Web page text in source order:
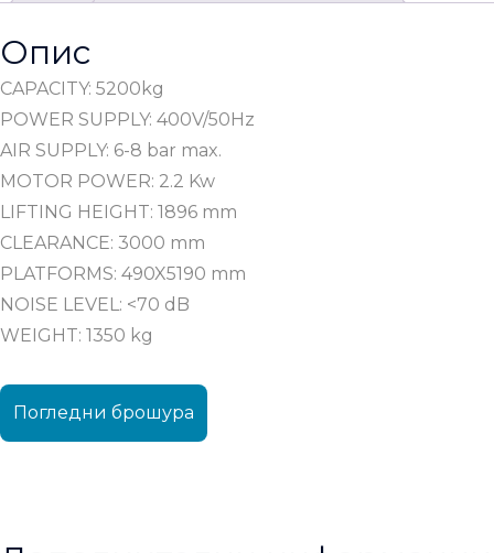
Опис
CAPACITY: 5200kg
POWER SUPPLY: 400V/50Hz
AIR SUPPLY: 6-8 bar max.
MOTOR POWER: 2.2 Kw
LIFTING HEIGHT: 1896 mm
CLEARANCE: 3000 mm
PLATFORMS: 490X5190 mm
NOISE LEVEL: <70 dB
WEIGHT: 1350 kg
Погледни брошура